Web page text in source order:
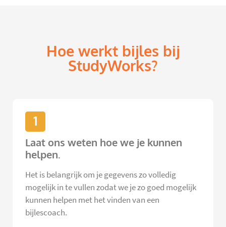
Hoe werkt bijles bij
StudyWorks?
1
Laat ons weten hoe we je kunnen
helpen.
Het is belangrijk om je gegevens zo volledig
mogelijk in te vullen zodat we je zo goed mogelijk
kunnen helpen met het vinden van een
bijlescoach.